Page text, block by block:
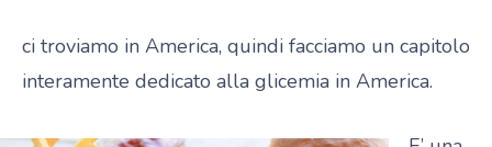
ci troviamo in America, quindi facciamo un capitolo
interamente dedicato alla glicemia in America.